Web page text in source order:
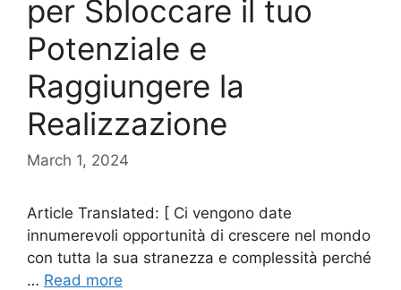
per Sbloccare il tuo
Potenziale e
Raggiungere la
Realizzazione
March 1, 2024
Article Translated: [ Ci vengono date
innumerevoli opportunità di crescere nel mondo
con tutta la sua stranezza e complessità perché
… Read more